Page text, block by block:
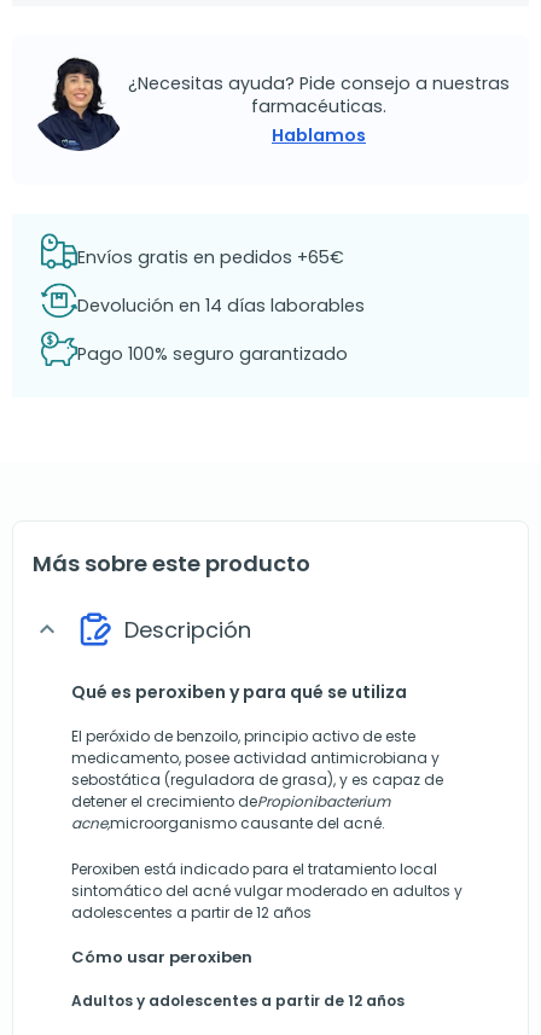
¿Necesitas ayuda? Pide consejo a nuestras
farmacéuticas.
Hablamos
Envíos gratis en pedidos +65€
Devolución en 14 días laborables
Pago 100% seguro garantizado
Más sobre este producto
expand_more Descripción
Qué es peroxiben y para qué se utiliza
El peróxido de benzoilo, principio activo de este
medicamento, posee actividad antimicrobiana y
sebostática (reguladora de grasa), y es capaz de
detener el crecimiento dePropionibacterium
acne,microorganismo causante del acné.
Peroxiben está indicado para el tratamiento local
sintomático del acné vulgar moderado en adultos y
adolescentes a partir de 12 años
Cómo usar peroxiben
Adultos y adolescentes a partir de 12 años